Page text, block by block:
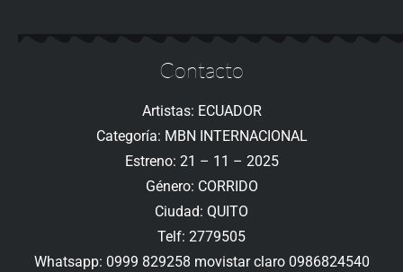
Contacto
Artistas: ECUADOR
Categoría: MBN INTERNACIONAL
Estreno: 21 – 11 – 2025
Género: CORRIDO
Ciudad: QUITO
Telf: 2779505
Whatsapp: 0999 829258 movistar claro 0986824540